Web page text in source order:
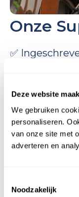
Deze website
We gebruiken
personaliseren.
van onze site met
adverteren en
Noodzakelijk
Onze
✅
✅Ervaren en
aantoonbare
✅Praktisch